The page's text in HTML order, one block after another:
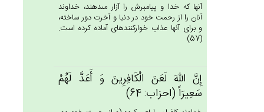
آنها كه خدا و پيامبرش را آزار مى‏دهند، خداوند
آنان را از رحمت خود در دنيا و آخرت دور ساخته،
و براى آنها عذاب خواركننده‏اى آماده كرده است.
(57)
إِن‌َّ الله‌َ لَعَن‌َ الْكَافِرِين‌َ وَ أَعَدَّ لَهُم‌ْ
سَعِيرَاً (احزاب: 64)